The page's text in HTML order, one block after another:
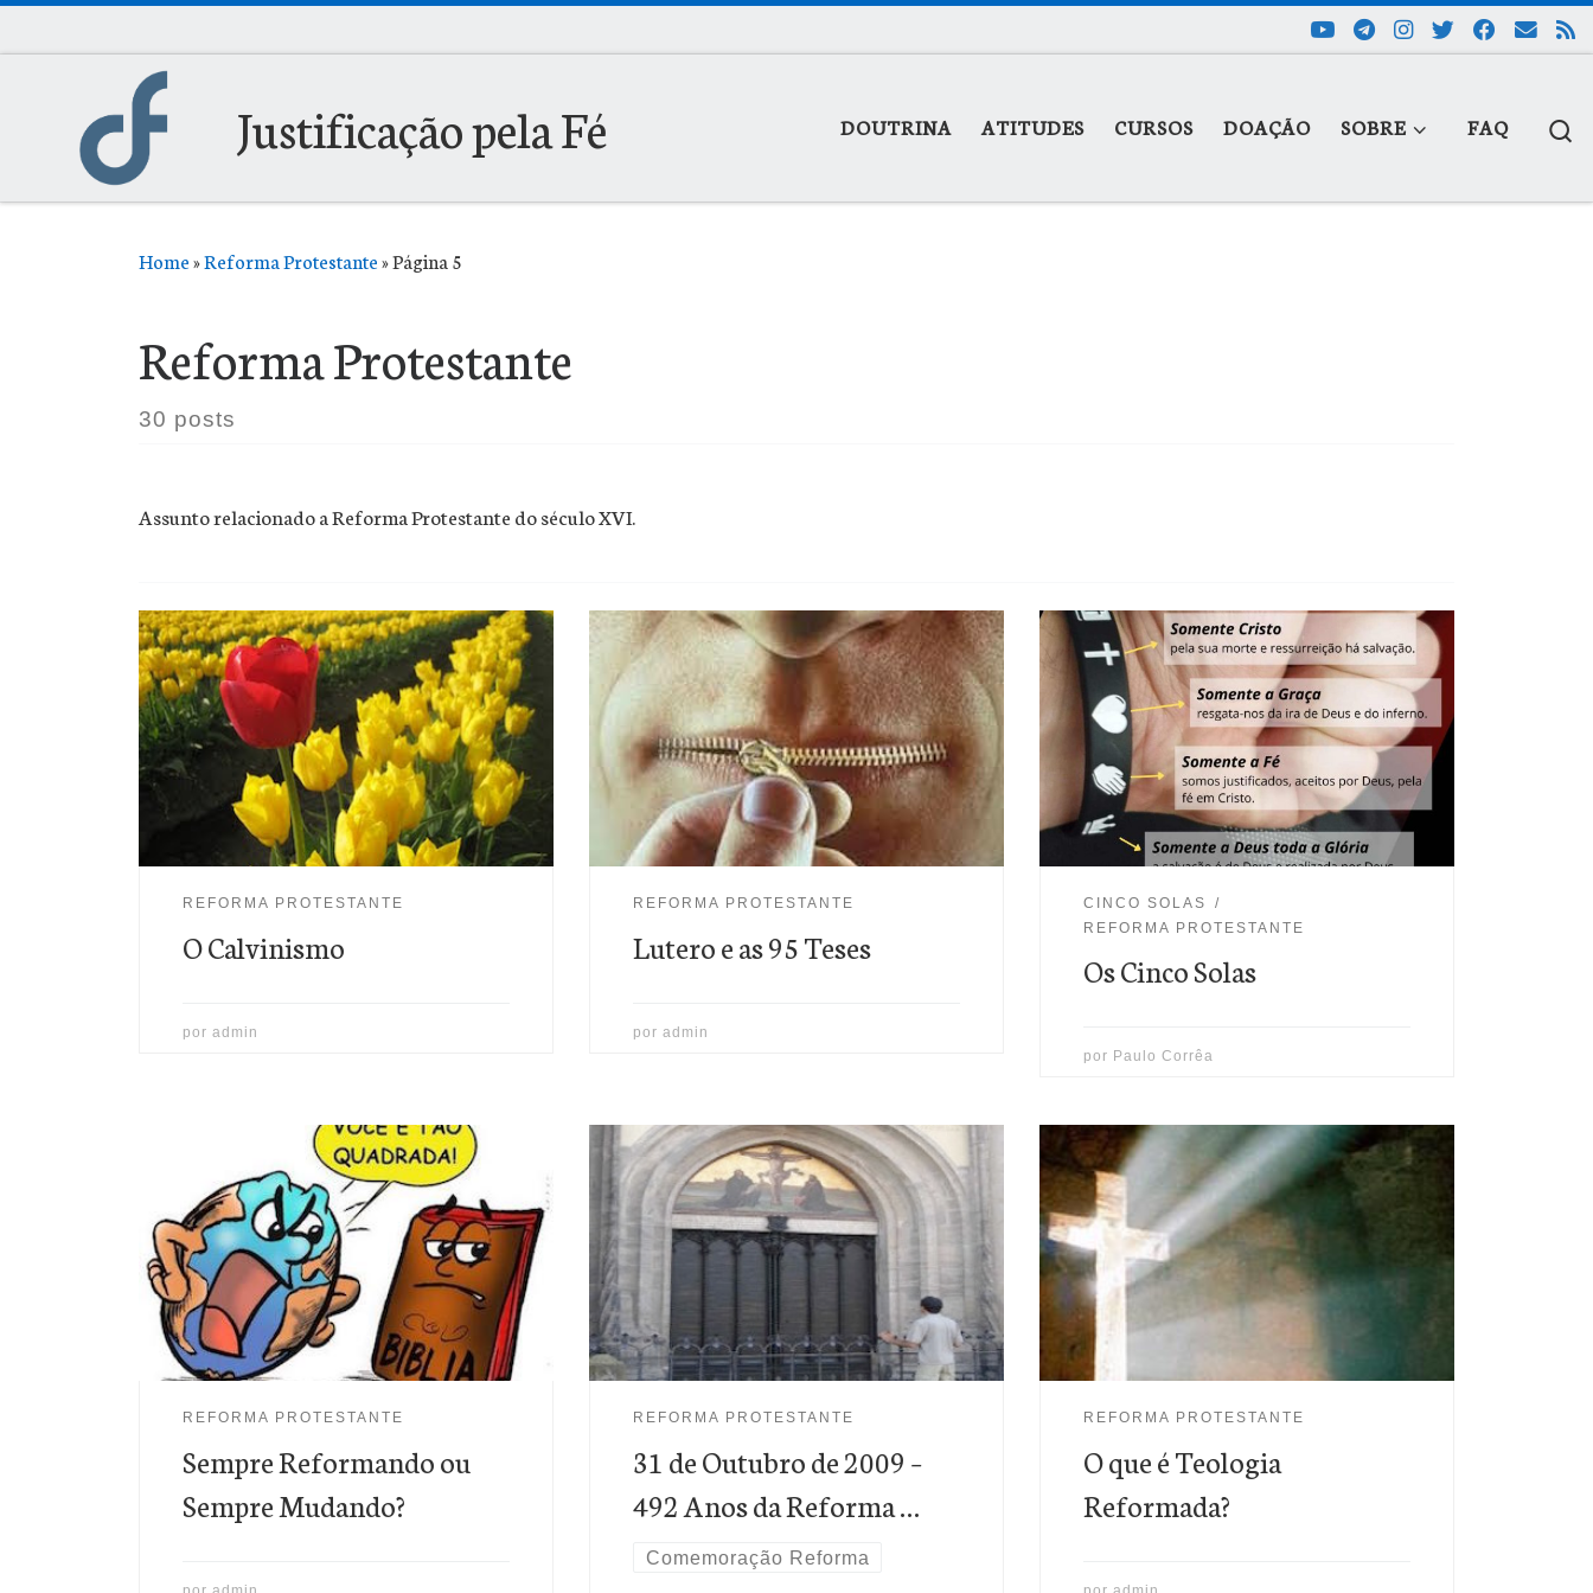
Justificação pela Fé DOUTRINA ATITUDES CURSOS DOAÇÃO SOBRE FAQ
Home»Reforma Protestante»Página 5
Reforma Protestante
30 posts
Assunto relacionado a Reforma Protestante do século XVI.
Durante esta semana apresentamos artigos
relacionados a Reforma Protestante com o objetivo
de conhecermos melhor esse grande avivamento do
século XVI...
REFORMA PROTESTANTE
O Calvinismo
por admin
A primeira coisa que peço é que as pessoas
não façam uso do meu nome e não se chamem
luteranas, mas cristãs. Que é Lutero? O ensino
não é meu. Nem fui cruscificado por ninguém.
[...] Como eu, miserável saco fético de larvas
que sou, cheguei ao ponto em que as pessoas
REFORMA PROTESTANTE
Lutero e as 95 Teses
por admin
Infelizmente, muitos evangélicos ainda não
conhecem os "Cinco Solas" que são as verdades
centrais, ou os princípios, da Reforma
Protestante e do evangelicalismo histórico. Por
isso, toda igreja protestante (ou evangélica
como é conhecida hoje) deve basear-se nos 5
Solas. Segue um resumo para que todos
CINCO SOLAS
REFORMA PROTESTANTE
Os Cinco Solas
por Paulo Corrêa
Meu post anterior Herdeiros da Reforma provocou a
pergunta de um querido leitor sobre o sentido do
moto “igreja reformada sempre se reformando”. O
presente post tenta responder a indagação.
REFORMA PROTESTANTE
Sempre Reformando ou
Sempre Mudando?
por admin
Como parte da comemoração dos 492 anos da
Reforma Protestante, estaremos publicando, até o
conhecer mais esse grande reavivamento espiritual
do Século XVI.
REFORMA PROTESTANTE
31 de Outubro de 2009 –
492 Anos da Reforma …
Comemoração Reforma
A Teologia Reformada recebe seu nome da Reforma
Protestante do século XVI, com suas ênfases
teológicas distintas, mas é teologia solidamente
baseada na própria Bíblia. Os crentes na tradição
reformada têm alta consideração as contribuições
específicas como as de Martinho Lutero, John Knox
REFORMA PROTESTANTE
O que é Teologia
Reformada?
por admin